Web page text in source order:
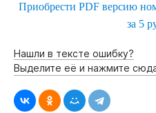
Приобрести PDF версию
за 5
Нашли в тексте ошибку?
Выделите её и нажмите